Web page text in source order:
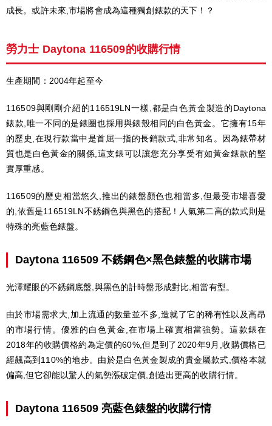
成長。或許未來,市場將會成為這種獨創錶款的天下！？
勞力士 Daytona 116509的收購行情
生產期間：2004年起至今
116509與剛剛介紹的116519LN一樣,都是白色黃金製造的Daytona
錶款,唯一不同的是錶圈也採用與錶殼相同的白色黃金。它擁有15年
的歷史,在現行款當中是首屈一指的長銷款式,非常知名。因為錶帶材
質也是白色黃金的關係,這支錶可以讓您充分享受有如黃金錶款的堅
實厚重感。
116509的歷史相當悠久,推出的錶盤顏色也相當多,但最受市場喜愛
的,依舊是116519LN不銹鋼色與黑色的搭配！人氣第二高的款式則是
特殊的亮藍色錶盤。
Daytona 116509 不銹鋼色×黑色錶盤的收購市場
光澤耀眼的不銹鋼底盤,與黑色的計時盤形成對比,相當有型。
由於市場需求大,加上流通的數量並不多,造就了它的稀有性以及高昂
的市場行情。優雅的白色黃金,在市場上確實相當強勢。這款錶在
2018年的收購價格約為定價的60%,但是到了2020年9月,收購價格已
經飆高到110%的地步。由於是白色黃金製成的貴金屬款式,價格本就
偏高,但它卻能以驚人的氣勢漲破定價,創造出更高的收購行情。
Daytona 116509 亮藍色錶盤的收購行情